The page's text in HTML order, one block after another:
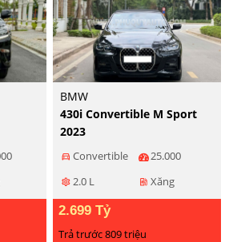
BMW
430i Convertible M Sport
2023
directions_car Convertible 25.000
settings 2.0 L ev_station Xăng
2.699 Tỷ
Trả trước 809 triệu